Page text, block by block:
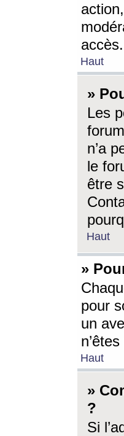
accès.
Haut
»
Les
n’a
le
être
Haut
»
pour
un
Haut
»
?
Si